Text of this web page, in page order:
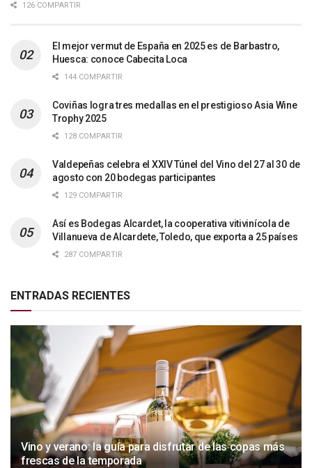
126 COMPARTIR
El mejor vermut de España en 2025 es de Barbastro,
Huesca: conoce Cabecita Loca
144 COMPARTIR
Coviñas logra tres medallas en el prestigioso Asia Wine
Trophy 2025
128 COMPARTIR
Valdepeñas celebra el XXIV Túnel del Vino del 27 al 30 de
agosto con 20 bodegas participantes
129 COMPARTIR
Así es Bodegas Alcardet, la cooperativa vitivinícola de
Villanueva de Alcardete, Toledo, que exporta a 25 países
287 COMPARTIR
ENTRADAS RECIENTES
Vino y verano: la guía para disfrutar de las copas más
frescas de la temporada